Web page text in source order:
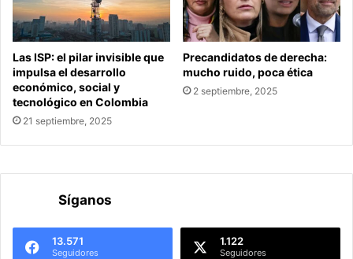
Las ISP: el pilar invisible que
impulsa el desarrollo
económico, social y
tecnológico en Colombia
21 septiembre, 2025
Precandidatos de derecha:
mucho ruido, poca ética
2 septiembre, 2025
Síganos
13.571
Seguidores
1.122
Seguidores